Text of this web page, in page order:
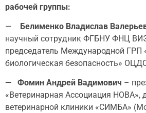
рабочей группы:
— Белименко Владислав
научный сотрудник ФГБНУ ФНЦ
председатель Международной ГРП
биологическая безопасность»
— Фомин Андрей Вадимович –
«Ветеринарная Ассоциация НОВА»,
ветеринарной клиники «СИМБА»